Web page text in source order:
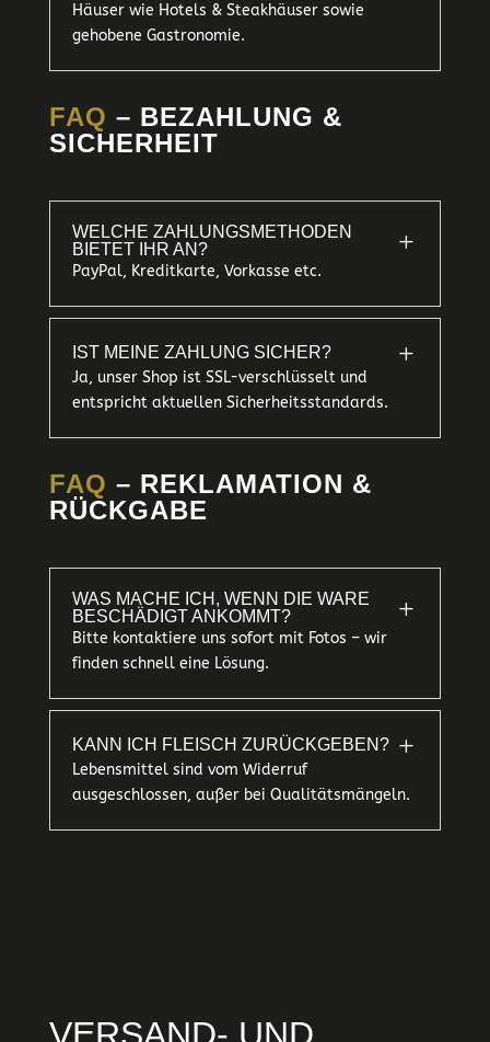
Häuser wie Hotels & Steakhäuser sowie
gehobene Gastronomie.
FAQ – BEZAHLUNG &
SICHERHEIT
WELCHE ZAHLUNGSMETHODEN
BIETET IHR AN?
L
PayPal, Kreditkarte, Vorkasse etc.
IST MEINE ZAHLUNG SICHER? L
Ja, unser Shop ist SSL-verschlüsselt und
entspricht aktuellen Sicherheitsstandards.
FAQ – REKLAMATION &
RÜCKGABE
WAS MACHE ICH, WENN DIE WARE
BESCHÄDIGT ANKOMMT?
L
Bitte kontaktiere uns sofort mit Fotos – wir
finden schnell eine Lösung.
KANN ICH FLEISCH ZURÜCKGEBEN? L
Lebensmittel sind vom Widerruf
ausgeschlossen, außer bei Qualitätsmängeln.